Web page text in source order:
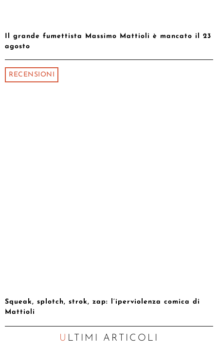
Il grande fumettista Massimo Mattioli è mancato il 23
agosto
RECENSIONI
Squeak, splotch, strok, zap: l’iperviolenza comica di
Mattioli
ULTIMI ARTICOLI